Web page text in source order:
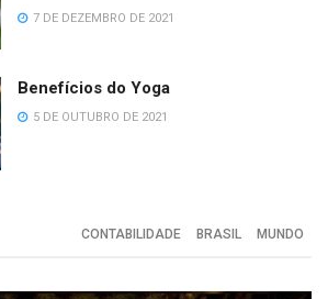
7 DE DEZEMBRO DE 2021
Benefícios do Yoga
5 DE OUTUBRO DE 2021
CONTABILIDADE BRASIL MUNDO